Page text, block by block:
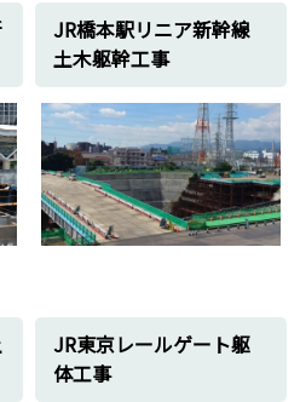
岸工事
内造園工事
道路舗装工事
地下鉄工事及び周辺舗装工
道路舗装工事
ト工事に伴う土木一式工事
請負新設工事
強度調査に伴う土木工事
JR橋本駅リニア新幹線
土木躯幹工事
JR東京レールゲート躯
体工事